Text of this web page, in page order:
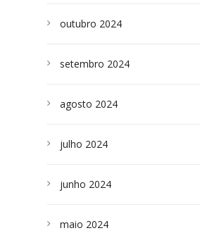
outubro 2024
setembro 2024
agosto 2024
julho 2024
junho 2024
maio 2024